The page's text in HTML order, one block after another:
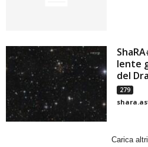
lente
del
279
Carica altri